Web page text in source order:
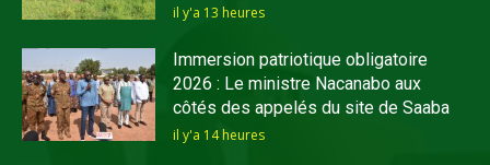
il y'a 13 heures
Immersion patriotique obligatoire
2026 : Le ministre Nacanabo aux
côtés des appelés du site de Saaba
il y'a 14 heures